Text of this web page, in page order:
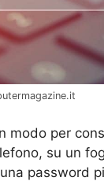
modo per
su un
password